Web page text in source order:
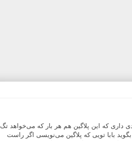
داری که این پلاگین هم هر بار که می‌خواهد تگ
بابا تویی که پلاگین می‌نویسی اگر راست